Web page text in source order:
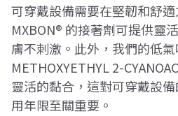
可穿戴設備需要在堅韌和舒
MXBON® 的接著劑可提供靈
膚不刺激。此外，我們的低
METHOXYETHYL 2-
靈活的黏合，這對可穿戴設
用年限至關重要。